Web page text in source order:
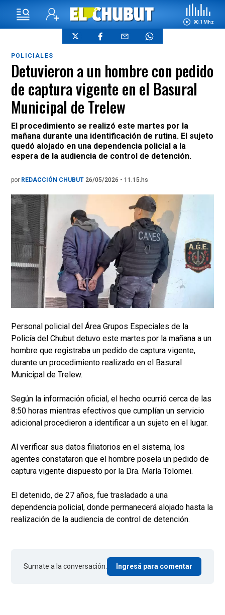
90.1 Mhz
POLICIALES
Detuvieron a un hombre con pedido
de captura vigente en el Basural
Municipal de Trelew
El procedimiento se realizó este martes por la
mañana durante una identificación de rutina. El sujeto
quedó alojado en una dependencia policial a la
espera de la audiencia de control de detención.
por REDACCIÓN CHUBUT 26/05/2026 - 11.15.hs
Personal policial del Área Grupos Especiales de la
Policía del Chubut detuvo este martes por la mañana a un
hombre que registraba un pedido de captura vigente,
durante un procedimiento realizado en el Basural
Municipal de Trelew.
Según la información oficial, el hecho ocurrió cerca de las
8:50 horas mientras efectivos que cumplían un servicio
adicional procedieron a identificar a un sujeto en el lugar.
Al verificar sus datos filiatorios en el sistema, los
agentes constataron que el hombre poseía un pedido de
captura vigente dispuesto por la Dra. María Tolomei.
El detenido, de 27 años, fue trasladado a una
dependencia policial, donde permanecerá alojado hasta la
realización de la audiencia de control de detención.
Sumate a la conversación. Ingresá para comentar